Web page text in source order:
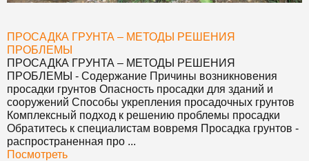
ПРОСАДКА ГРУНТА – МЕТОДЫ РЕШЕНИЯ
ПРОБЛЕМЫ
ПРОСАДКА ГРУНТА – МЕТОДЫ РЕШЕНИЯ
ПРОБЛЕМЫ - Содержание Причины возникновения
просадки грунтов Опасность просадки для зданий и
сооружений Способы укрепления просадочных грунтов
Комплексный подход к решению проблемы просадки
Обратитесь к специалистам вовремя Просадка грунтов -
распространенная про ...
Посмотреть